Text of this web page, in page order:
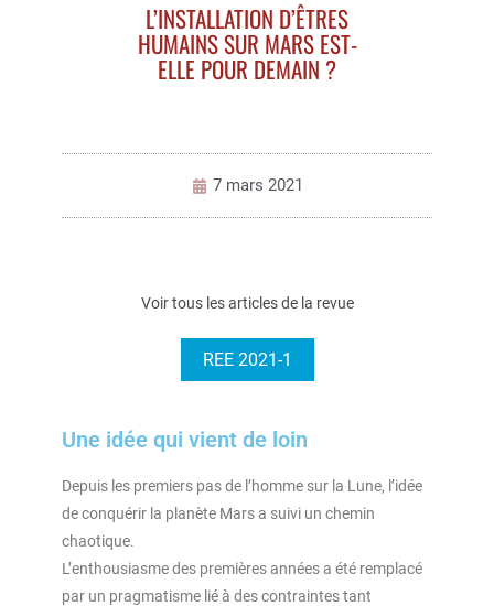
L’INSTALLATION D’ÊTRES
HUMAINS SUR MARS EST-
ELLE POUR DEMAIN ?
7 mars 2021
Voir tous les articles de la revue
REE 2021-1
Une idée qui vient de loin
Depuis les premiers pas de l’homme sur la Lune, l’idée
de conquérir la planète Mars a suivi un chemin
chaotique.
L’enthousiasme des premières années a été remplacé
par un pragmatisme lié à des contraintes tant